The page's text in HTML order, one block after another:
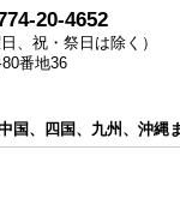
20-4652
、祝・祭日は除く）
番地36
国、四国、九州、沖縄